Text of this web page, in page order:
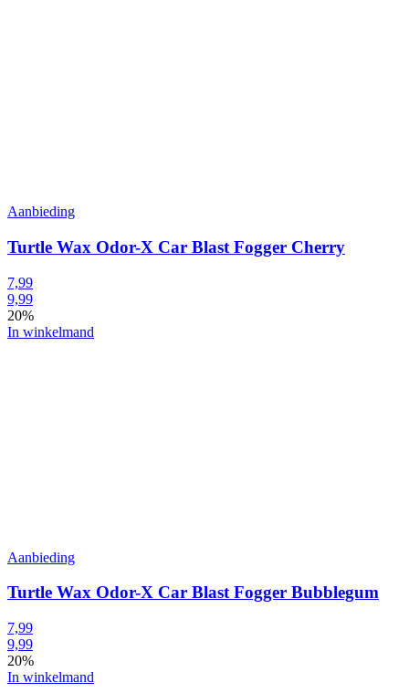
Aanbieding
Turtle Wax Odor-X Car Blast Fogger Cherry
7,99
9,99
20%
In winkelmand
Aanbieding
Turtle Wax Odor-X Car Blast Fogger Bubblegum
7,99
9,99
20%
In winkelmand